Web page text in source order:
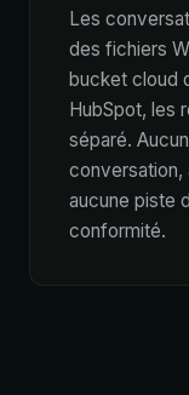
Les
des fichiers
bucket cloud
HubSpot, les
séparé.
conversation,
aucune piste
conformité.